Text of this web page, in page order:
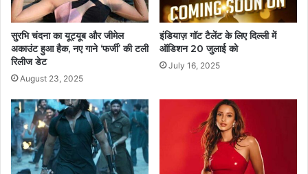
सुरभि चंदना का यूट्यूब और जीमेल
अकाउंट हुआ हैक, नए गाने ‘फर्जी’ की टली
रिलीज डेट
August 23, 2025
इंडियाज़ गॉट टैलेंट के लिए दिल्ली में
ऑडिशन 20 जुलाई को
July 16, 2025